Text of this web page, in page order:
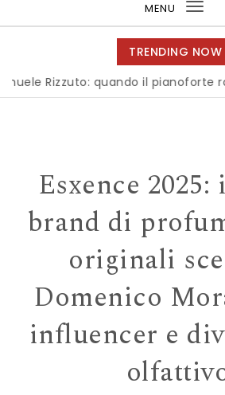
MENU
TRENDING NOW
Rizzuto: quando il pianoforte
Esxence
brand di
originali
Domenico
influencer e